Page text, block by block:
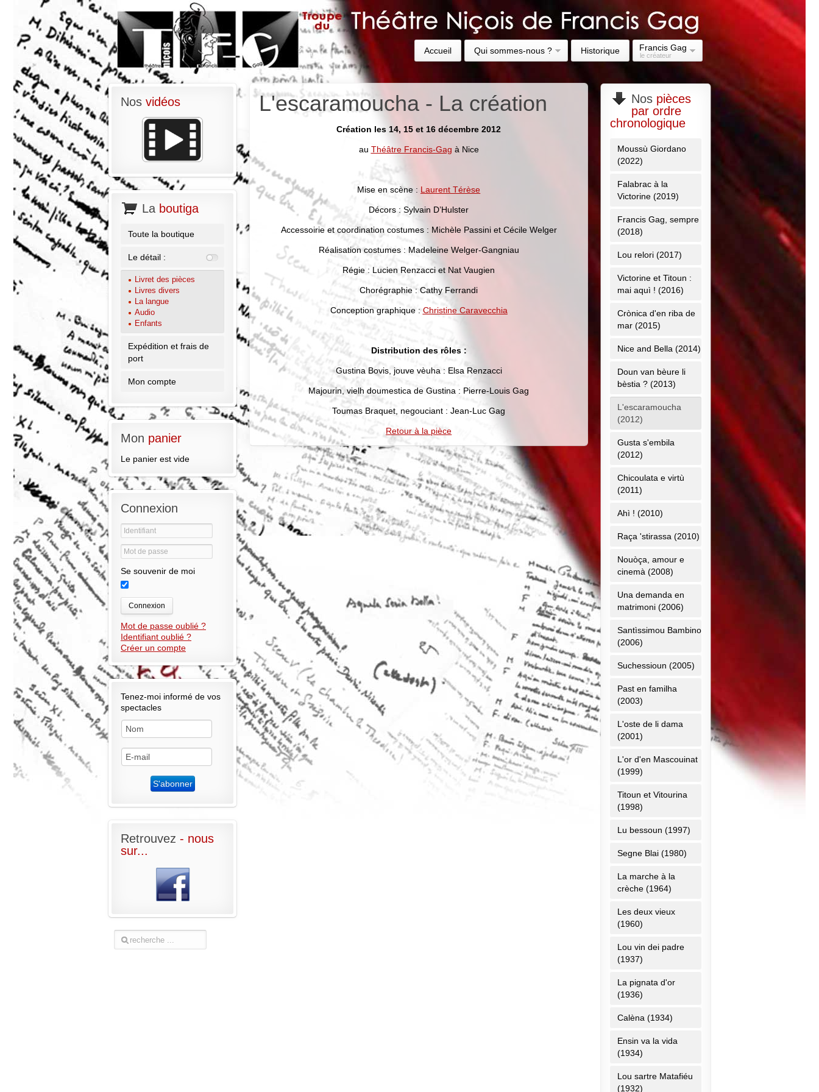
Accueil Qui sommes-nous ? Historique Francis Gag
le créateur
L'escaramoucha - La création
Création les 14, 15 et 16 décembre 2012
au Théâtre Francis-Gag à Nice
Mise en scène : Laurent Térèse
Décors : Sylvain D’Hulster
Accessoirie et coordination costumes : Michèle Passini et Cécile Welger
Réalisation costumes : Madeleine Welger-Gangniau
Régie : Lucien Renzacci et Nat Vaugien
Chorégraphie : Cathy Ferrandi
Conception graphique : Christine Caravecchia
Distribution des rôles :
Gustina Bovis, jouve vèuha : Elsa Renzacci
Majourin, vielh doumestica de Gustina : Pierre-Louis Gag
Toumas Braquet, negouciant : Jean-Luc Gag
Retour à la pièce
Nos vidéos
La boutiga
Toute la boutique
Le détail :
Livret des pièces
Livres divers
La langue
Audio
Enfants
Expédition et frais de
port
Mon compte
Mon panier
Le panier est vide
Connexion
Se souvenir de moi
Connexion
Mot de passe oublié ?
Identifiant oublié ?
Créer un compte
Tenez-moi informé de vos
spectacles
Retrouvez - nous
sur...
Nospièces
par ordre
chronologique
Moussù Giordano
(2022)
Falabrac à la
Victorine (2019)
Francis Gag, sempre
(2018)
Lou relori (2017)
Victorine et Titoun :
mai aquì ! (2016)
Crònica d'en riba de
mar (2015)
Nice and Bella (2014)
Doun van bèure li
bèstia ? (2013)
L'escaramoucha
(2012)
Gusta s'embila
(2012)
Chicoulata e virtù
(2011)
Ahì ! (2010)
Raça 'stirassa (2010)
Nouòça, amour e
cinemà (2008)
Una demanda en
matrimoni (2006)
Santìssimou Bambino
(2006)
Suchessioun (2005)
Past en familha
(2003)
L'oste de li dama
(2001)
L'or d'en Mascouinat
(1999)
Titoun et Vitourina
(1998)
Lu bessoun (1997)
Segne Blai (1980)
La marche à la
crèche (1964)
Les deux vieux
(1960)
Lou vin dei padre
(1937)
La pignata d'or
(1936)
Calèna (1934)
Ensin va la vida
(1934)
Lou sartre Matafiéu
(1932)